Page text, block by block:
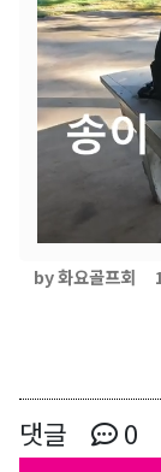
by 화요골프회
댓글 0